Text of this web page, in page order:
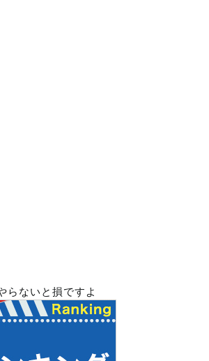
らないと損ですよ